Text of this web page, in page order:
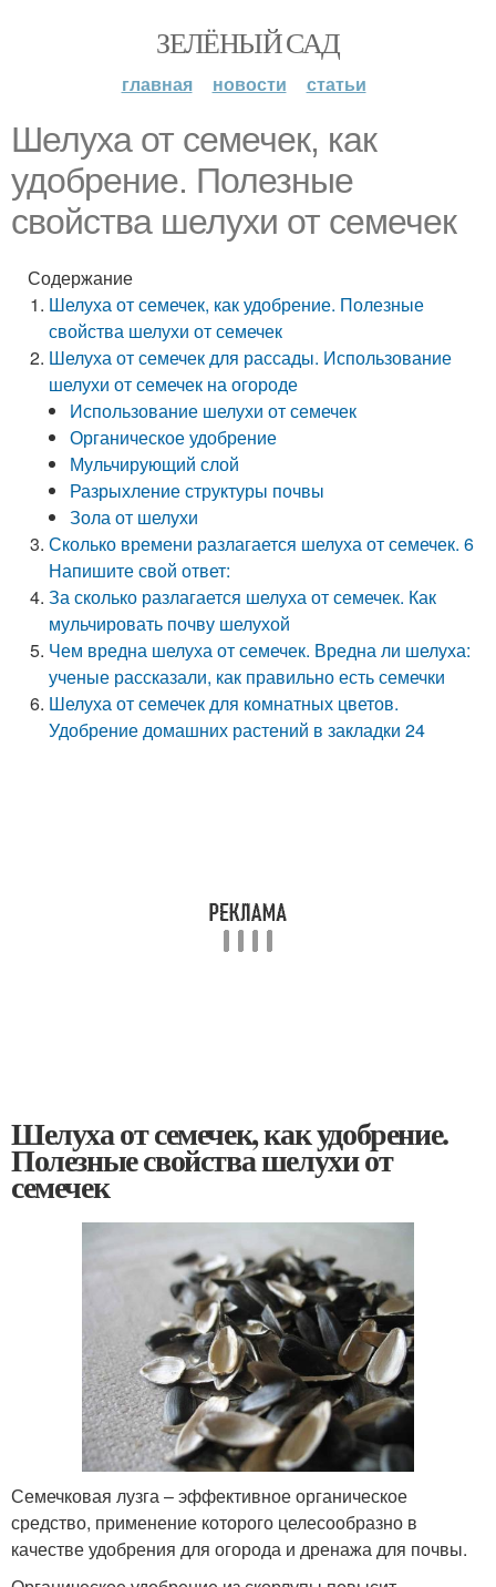
ЗЕЛЁНЫЙ САД
главная новости статьи
Шелуха от семечек, как
удобрение. Полезные
свойства шелухи от семечек
Содержание
Шелуха от семечек, как удобрение. Полезные
свойства шелухи от семечек
Шелуха от семечек для рассады. Использование
шелухи от семечек на огороде
Использование шелухи от семечек
Органическое удобрение
Мульчирующий слой
Разрыхление структуры почвы
Зола от шелухи
Сколько времени разлагается шелуха от семечек. 6
Напишите свой ответ:
За сколько разлагается шелуха от семечек. Как
мульчировать почву шелухой
Чем вредна шелуха от семечек. Вредна ли шелуха:
ученые рассказали, как правильно есть семечки
Шелуха от семечек для комнатных цветов.
Удобрение домашних растений в закладки 24
Шелуха от семечек, как удобрение.
Полезные свойства шелухи от
семечек
Семечковая лузга – эффективное органическое
средство, применение которого целесообразно в
качестве удобрения для огорода и дренажа для почвы.